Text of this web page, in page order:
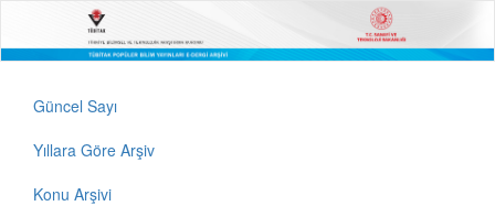
Güncel Sayı
Yıllara Göre Arşiv
Konu Arşivi